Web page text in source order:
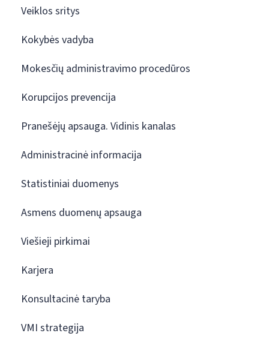
Veiklos sritys
Kokybės vadyba
Mokesčių administravimo procedūros
Korupcijos prevencija
Pranešėjų apsauga. Vidinis kanalas
Administracinė informacija
Statistiniai duomenys
Asmens duomenų apsauga
Viešieji pirkimai
Karjera
Konsultacinė taryba
VMI strategija